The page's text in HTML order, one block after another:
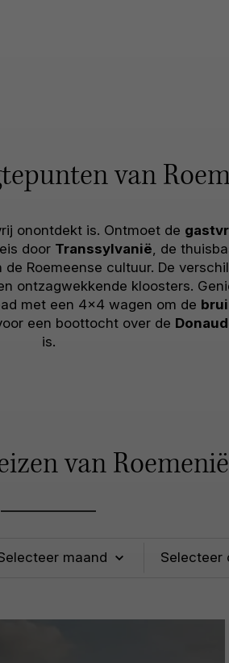
van
onontdekt is. Ontmoet de
door Transsylvanië, de
Roemeense cultuur. De
ontzagwekkende kloosters.
met een 4×4 wagen om de
een boottocht over de
is.
van Roemenië